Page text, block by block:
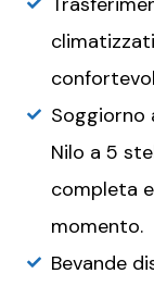
Soggiorno
Nilo a 5
completa
momento.
Bevande